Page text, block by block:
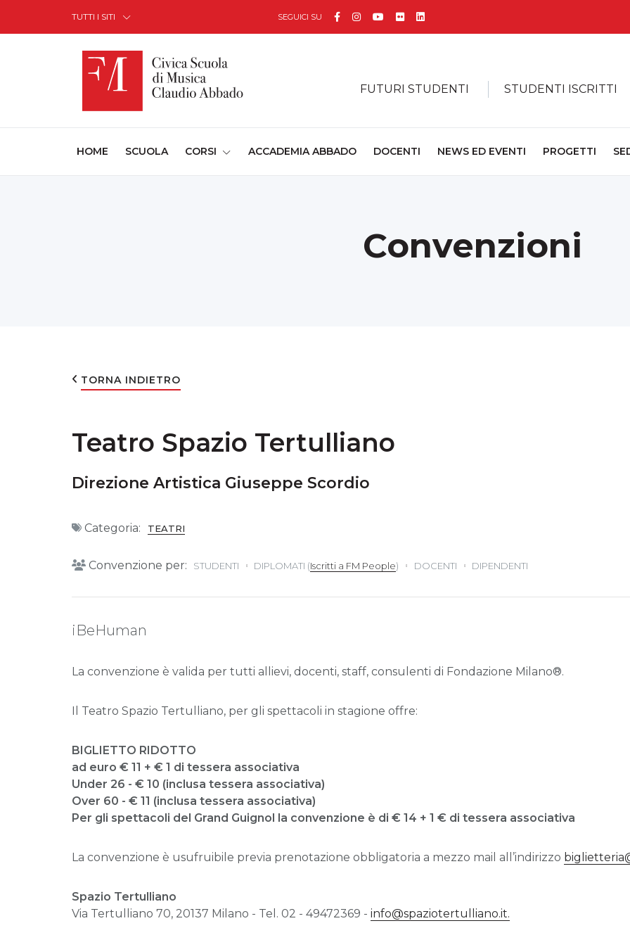
TUTTI I SITI SEGUICI SU Facebook
Instagram
YouTube
FlickrLinkedin
FUTURI STUDENTI STUDENTI ISCRITTI
HOME (CURRENT)
SCUOLA CORSI ACCADEMIA ABBADO DOCENTI NEWS ED EVENTI PROGETTI
Convenzioni
TORNA INDIETRO
Teatro Spazio Tertulliano
Direzione Artistica Giuseppe Scordio
Categoria: TEATRI
Convenzione per: STUDENTI DIPLOMATI (Iscritti a FM People) DOCENTI DIPENDENTI
iBeHuman
La convenzione è valida per tutti allievi, docenti, staff, consulenti di Fondazione Milano®.
Il Teatro Spazio Tertulliano, per gli spettacoli in stagione offre:
BIGLIETTO RIDOTTO
ad euro € 11 + € 1 di tessera associativa
Under 26 - € 10 (inclusa tessera associativa)
Over 60 - € 11 (inclusa tessera associativa)
Per gli spettacoli del Grand Guignol la convenzione è di € 14 + 1 € di tessera associativa
La convenzione è usufruibile previa prenotazione obbligatoria a mezzo mail all’indirizzo
Spazio Tertulliano
Via Tertulliano 70, 20137 Milano - Tel. 02 - 49472369 - info@spaziotertulliano.it.